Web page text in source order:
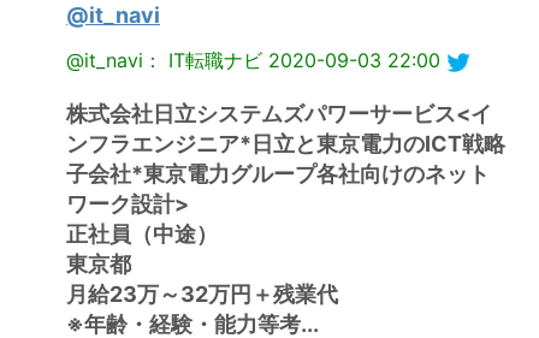
@it_navi
@it_navi： IT転職ナビ 2020-09-03 22:00
株式会社日立システムズパワーサービス<イ
ンフラエンジニア*日立と東京電力のICT戦略
子会社*東京電力グループ各社向けのネット
ワーク設計>
正社員（中途）
東京都
月給23万～32万円＋残業代
※年齢・経験・能力等考...